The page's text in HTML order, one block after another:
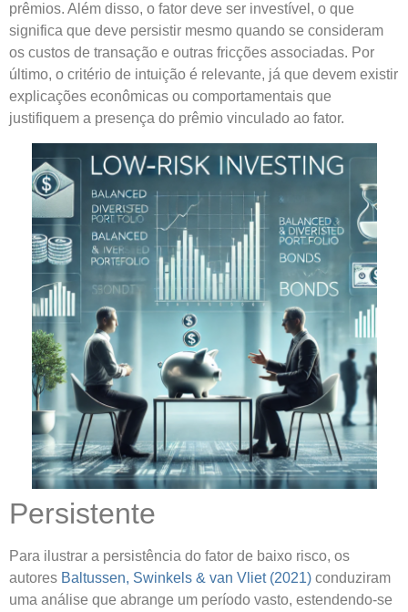
prêmios. Além disso, o fator deve ser investível, o que
significa que deve persistir mesmo quando se consideram
os custos de transação e outras fricções associadas. Por
último, o critério de intuição é relevante, já que devem existir
explicações econômicas ou comportamentais que
justifiquem a presença do prêmio vinculado ao fator.
Persistente
Para ilustrar a persistência do fator de baixo risco, os
autores Baltussen, Swinkels & van Vliet (2021) conduziram
uma análise que abrange um período vasto, estendendo-se